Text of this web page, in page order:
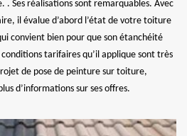
. Ses réalisations sont remarquables. Avec
il évalue d’abord l’état de votre toiture
convient bien pour que son étanchéité
tarifaires qu’il applique sont très
de pose de peinture sur toiture,
d’informations sur ses offres.